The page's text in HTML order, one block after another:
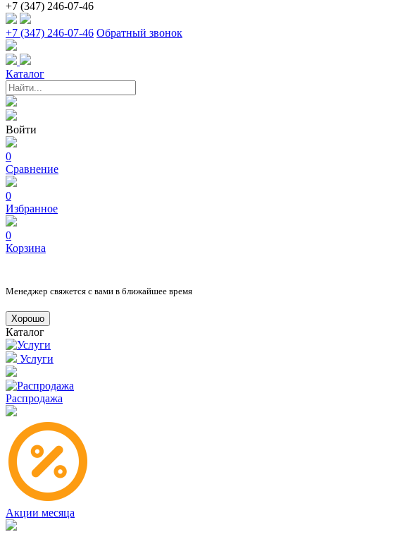
+7 (347) 246-07-46
+7 (347) 246-07-46 Обратный звонок
Каталог
Войти
0
Сравнение
0
Избранное
0
Корзина
Менеджер свяжется с вами в ближайшее время
Хорошо
Каталог
Услуги
Распродажа
Акции месяца